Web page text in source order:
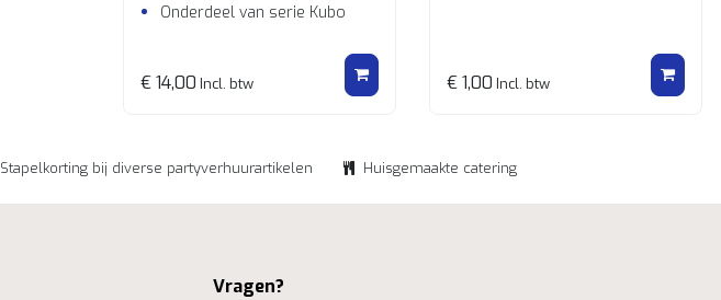
Onderdeel van serie Kubo
€ 14,00 Incl. btw € 1,00 Incl. btw
Stapelkorting bij diverse partyverhuurartikelen Huisgemaakte catering
Vragen?